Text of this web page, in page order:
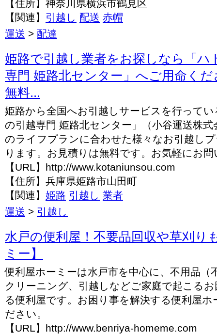
【住所】神奈川県横浜市鶴見区
【関連】 引越し 配送 赤帽
運送 > 配達
姫路で引越し業者をお探しなら「ハ
専門 姫路北センター」へご用命く
無料...
姫路から全国へお引越しサービスを行って
の引越専門 姫路北センター」（小谷運送株
のライフプランに合わせた様々なお引越し
ります。お見積りは無料です。お気軽にお
【URL】http://www.kotaniunsou.com
【住所】兵庫県姫路市山田町
【関連】 姫路 引越し 業者
運送 > 引越し
水戸の便利屋！不要品回収や草刈り
ミー】
便利屋ホーミーは水戸市を中心に、不用品（
クリーニング、引越しなどご家庭で起こる
る便利屋です。お困り事を解決する便利屋
ださい。
【URL】http://www.benriya-homeme.com